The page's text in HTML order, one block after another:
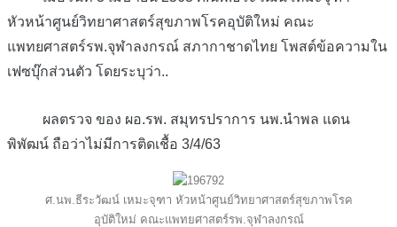
หัวหน้าศูนย์วิทยาศาสตร์สุขภาพโรคอุบัติใหม่ คณะ
แพทยศาสตร์รพ.จุฬาลงกรณ์ สภากาชาดไทย โพสต์ข้อความใน
เฟซบุ๊กส่วนตัว โดยระบุว่า..
ผลตรวจ ของ ผอ.รพ. สมุทรปราการ นพ.นำพล แดน
พิพัฒน์ ถือว่าไม่มีการติดเชื้อ 3/4/63
ศ.นพ.ธีระวัฒน์ เหมะจุฑา หัวหน้าศูนย์วิทยาศาสตร์สุขภาพโรค
อุบัติใหม่ คณะแพทยศาสตร์รพ.จุฬาลงกรณ์